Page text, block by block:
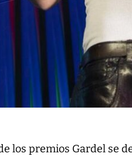
los premios Gardel se